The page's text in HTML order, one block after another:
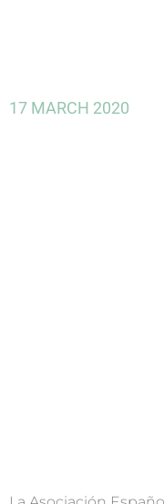
17 MARCH 2020